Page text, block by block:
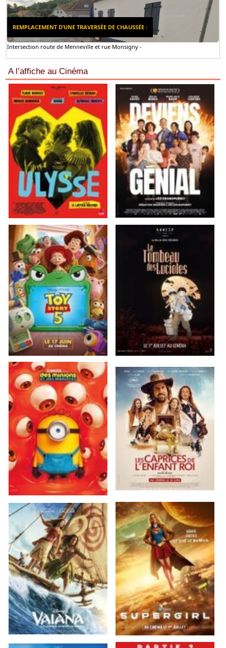
REMPLACEMENT D’UNE TRAVERSÉE DE CHAUSSÉE :
Intersection route de Menneville et rue Monsigny -
A l’affiche au Cinéma